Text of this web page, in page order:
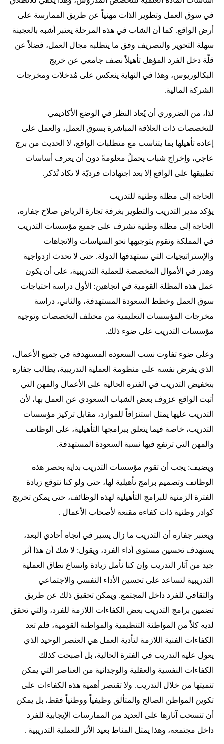
في سوق العمل وتطوير الذات مهنياً عن طريق الممارسة على
أرض الواقع. كما أن الشاب في هذه المرحلة يعتبر أشبه بالعجينة
سهلة التحوير والتصريف وفق ما يتطلبه مجال العمل، فضلاً عن
قلّة دخل الفرد المؤهل تأهيلاً نصف جامعي عن خريج
البكالوريوس، وهذا في النهاية ينعكس على مُدخلات ومخرجات
الشركة المالية.
لذا، من الضروري أن يُعاد النظر في الوضع الأكاديمي
للتخصصات ذات العلاقة المباشرة بسوق العمل، والعمل على
إعادة تأهيلها بما يتناسب مع متطلبات الواقع، لا الحديث من برج
عاجي، وإخراج شباب يحملُ معلومةً دون أن يعرف أساسات
تطبيقها على الواقع إلا بعد اجتهادات فرديّة لا تكاد تُذكر.
الحاجة إلى مظلة وطنية للتدريب
يؤكد مدير التدريب والتطوير بغرفة تجارة الرياض صلاح جفاره،
الحاجة إلى مظلة وطنية تشرف على جميع مؤسسات التدريب
في المملكة وتقوم بتوجيهها نحو السياسات والاتجاهات
والإستراتيجيات التي تستهدفها الدولة. حتى لا تحدث ازدواجية
وهدر في الأموال المخصصة للعملية التدريبية، على أن يكون
عمل هذه المظلة القومية في اتجاهين: الأول دراسة احتياجات
سوق العمل وخطط السعودة المستهدفة، والثاني، دراسة
مخرجات المؤسسات التعليمية من مختلف التخصصات وتوجيه
مؤسسات التدريب على ضوء ذلك.
وعلى ضوء تفاوت نسب السعودة المستهدفة في جميع الأعمال،
الذي يفرض نفسه على منظومة العملية التدريبية، يطالب جفاره
بتخفيض التدريب في الفترة الحالية على الأعمال والمهن التي
أثبت الواقع عزوف بعض الشباب السعودي عن العمل بها، لأن
التدريب عليها يمثل استنزافاً للموارد، مقابل تركيز مؤسسات
التدريب، خاصة فيما يتعلق ببرامجها التأهيلية، على الوظائف
والمهن التي ترتفع فيها نسبة السعودة المستهدفة.
ويضيف: يجب أن تقوم مؤسسات التدريب بداية بحصر هذه
الوظائف وتصميم برامج تأهيلية لها، حتى ولو كنا نتوقع زيادة
الفترة الزمنية للبرامج التأهيلية لهذه الوظائف، حتى يمكن تخريج
كوادر وطنية ذات كفاءة مقنعة لأصحاب الأعمال .
ويعتبر جفاره أن التدريب ما زال يسير في اتجاه أحادي البعد،
يستهدف تحسين مستوى أداء الفرد، ويقول: لا شك أن هذا أثر
جيد من آثار التدريب وإن كنا نأمل زيادة واتساع نطاق العملية
التدريبية لتساعد على تحسين الأداء النفسي والاجتماعي
والثقافي للفرد داخل المجتمع. ويمكن تحقيق ذلك عن طريق
تضمين برامج التدريب بعض الكفاءات اللازمة للفرد، والتي تحقق
لديه كلاً من المواطنة التنظيمية والمواطنة القومية، فلم تعد
الكفاءات الفنية اللازمة لتأدية العمل هي العنصر الوحيد الذي
يعول عليه التدريب في الفترة الحالية، بل أصبحت كذلك
الكفاءات النفسية والعقلية والوجدانية من العناصر التي يمكن
تنميتها من خلال التدريب. ولا تقتصر أهمية هذه الكفاءات على
تكوين المواطن الصالح والمتألق وظيفياً ووطنياً فقط، بل يمكن
أن تنسحب آثارها على العديد من الممارسات الإيجابية للفرد
داخل مجتمعه، وهذا يمثل المناط بعيد الأثر للعملية التدريبية .